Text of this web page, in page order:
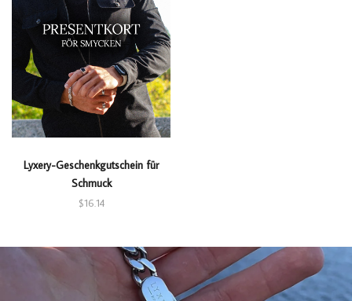
Lyxery-Geschenkgutschein für
Schmuck
$16.14